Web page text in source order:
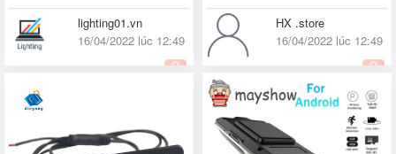
lighting01.vn
16/04/2022 lúc 12:49
HX .store
16/04/2022 lúc 12:49
tế